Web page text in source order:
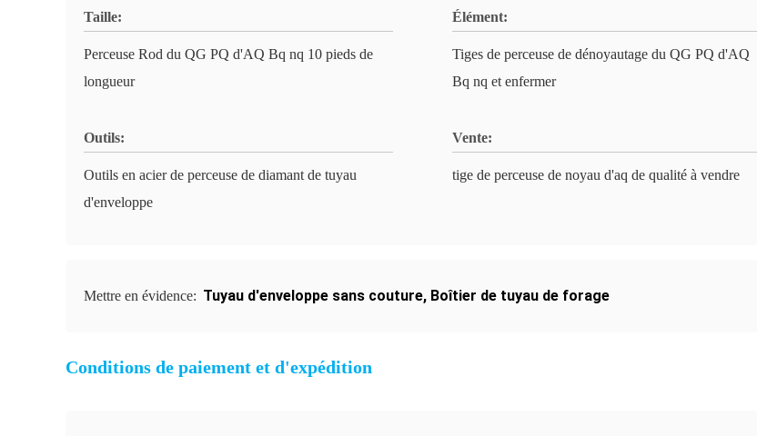
Taille:
Perceuse Rod du QG PQ d'AQ Bq nq 10 pieds de
longueur
Élément:
Tiges de perceuse de dénoyautage du QG PQ d'AQ
Bq nq et enfermer
Outils:
Outils en acier de perceuse de diamant de tuyau
d'enveloppe
Vente:
tige de perceuse de noyau d'aq de qualité à vendre
Mettre en évidence: Tuyau d'enveloppe sans couture, Boîtier de tuyau de forage
Conditions de paiement et d'expédition